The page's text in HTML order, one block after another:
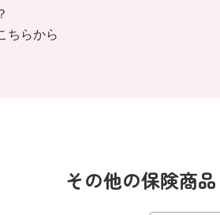
ちらから
その他の保険商品